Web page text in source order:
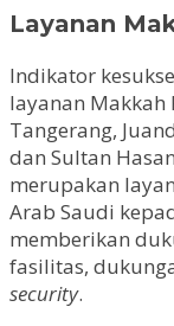
Layanan
Indikator
layanan Makkah
Tangerang,
dan Sultan
merupakan
Arab Saudi
memberikan
fasilitas,
security.